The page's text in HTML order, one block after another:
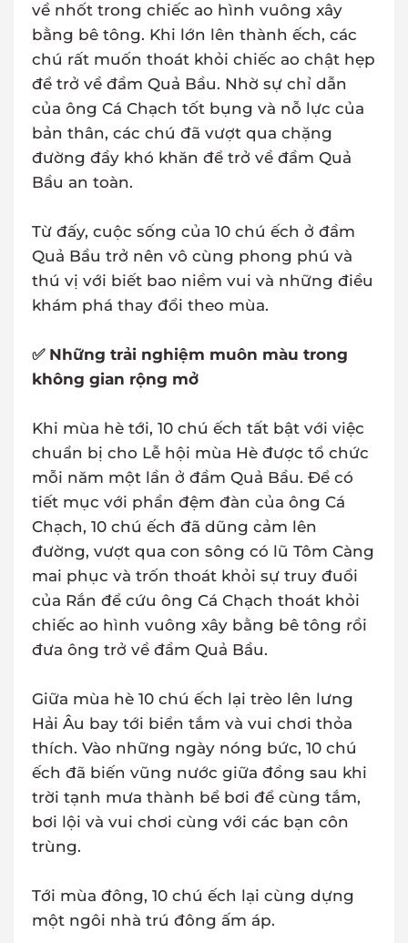
về nhốt trong chiếc ao hình vuông xây
bằng bê tông. Khi lớn lên thành ếch, các
chú rất muốn thoát khỏi chiếc ao chật hẹp
để trở về đầm Quả Bầu. Nhờ sự chỉ dẫn
của ông Cá Chạch tốt bụng và nỗ lực của
bản thân, các chú đã vượt qua chặng
đường đầy khó khăn để trở về đầm Quả
Bầu an toàn.
Từ đấy, cuộc sống của 10 chú ếch ở đầm
Quả Bầu trở nên vô cùng phong phú và
thú vị với biết bao niềm vui và những điều
khám phá thay đổi theo mùa.
✅ Những trải nghiệm muôn màu trong
không gian rộng mở
Khi mùa hè tới, 10 chú ếch tất bật với việc
chuẩn bị cho Lễ hội mùa Hè được tổ chức
mỗi năm một lần ở đầm Quả Bầu. Để có
tiết mục với phần đệm đàn của ông Cá
Chạch, 10 chú ếch đã dũng cảm lên
đường, vượt qua con sông có lũ Tôm Càng
mai phục và trốn thoát khỏi sự truy đuổi
của Rắn để cứu ông Cá Chạch thoát khỏi
chiếc ao hình vuông xây bằng bê tông rồi
đưa ông trở về đầm Quả Bầu.
Giữa mùa hè 10 chú ếch lại trèo lên lưng
Hải Âu bay tới biển tắm và vui chơi thỏa
thích. Vào những ngày nóng bức, 10 chú
ếch đã biến vũng nước giữa đồng sau khi
trời tạnh mưa thành bể bơi để cùng tắm,
bơi lội và vui chơi cùng với các bạn côn
trùng.
Tới mùa đông, 10 chú ếch lại cùng dựng
một ngôi nhà trú đông ấm áp.